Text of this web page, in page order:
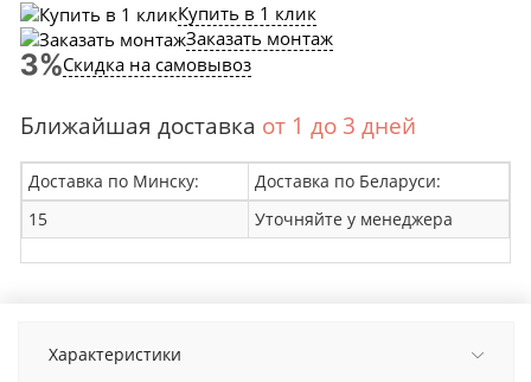
Купить в 1 клик
Заказать монтаж
Скидка на самовывоз
Ближайшая доставка от 1 до 3 дней
Доставка по Минску:
Доставка по Беларуси:
15
Уточняйте у менеджера
Характеристики